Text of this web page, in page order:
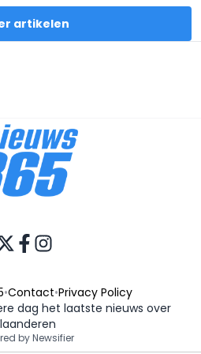
artikelen
•Contact•Privacy Policy
dag het laatste nieuws over
by Newsifier